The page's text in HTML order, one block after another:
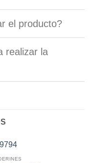
el producto?
realizar la